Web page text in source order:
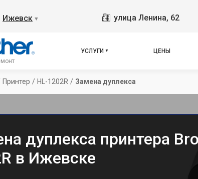
Ижевск ▼ улица Ленина, 62
УСЛУГИ ЦЕНЫ
Принтер / HL-1202R / Замена дуплекса
дуплекса принтера
в Ижевске